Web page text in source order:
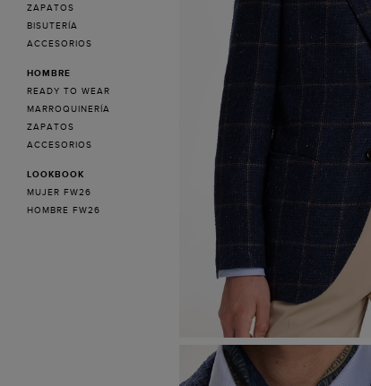
ZAPATOS
BISUTERÍA
ACCESORIOS
HOMBRE
READY TO WEAR
MARROQUINERÍA
ZAPATOS
ACCESORIOS
LOOKBOOK
MUJER FW26
HOMBRE FW26